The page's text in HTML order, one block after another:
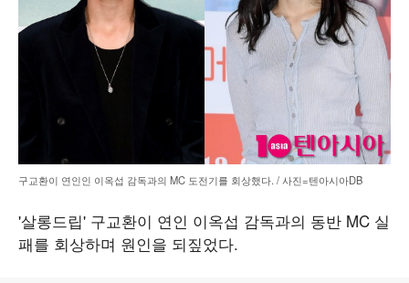
구교환이 연인인 이옥섭 감독과의 MC 도전기를 회상했다. / 사진=텐아시아DB
'살롱드립' 구교환이 연인 이옥섭 감독과의 동반 MC 실
패를 회상하며 원인을 되짚었다.